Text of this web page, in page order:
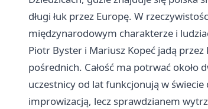
długi łuk przez Europę. W
międzynarodowym charakterze i
Piotr Byster i Mariusz Kopeć jadą
pośrednich. Całość ma potrwać około
uczestnicy od lat funkcjonują w
improwizacją, lecz sprawdzianem